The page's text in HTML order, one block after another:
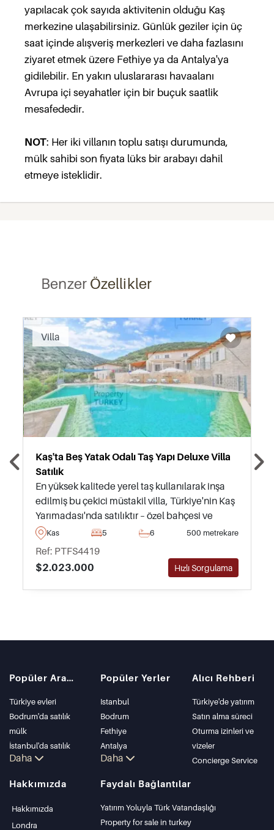
yapılacak çok sayıda aktivitenin olduğu Kaş
merkezine ulaşabilirsiniz. Günlük geziler için üç
saat içinde alışveriş merkezleri ve daha fazlasını
ziyaret etmek üzere Fethiye ya da Antalya'ya
gidilebilir. En yakın uluslararası havaalanı
Avrupa içi seyahatler için bir buçuk saatlik
mesafededir.
NOT: Her iki villanın toplu satışı durumunda,
mülk sahibi son fiyata lüks bir arabayı dahil
etmeye isteklidir.
BenzerÖzellikler
Villa
Recommended
Kaş'ta Beş Yatak Odalı Taş Yapı Deluxe Villa
Satılık
En yüksek kalitede yerel taş kullanılarak inşa
edilmiş bu çekici müstakil villa, Türkiye'nin Kaş
Yarımadası'nda satılıktır – özel bahçesi ve
yüzme havuzundan deniz manzarasının tadını
çıkarabilirsiniz.
Kas 5 6 500 metrekare
Ref: PTFS4419
$2.023.000
Hızlı Sorgulama
Popüler Aramalar
Türkiye evleri
Bodrum'da satılık
mülk
İstanbul'da satılık
daire
Bodrum Villası
Antalya'da satılık
Daha
Popüler Yerler
Istanbul
Bodrum
Fethiye
Antalya
Kalkan
Kas
Bursa
Gocek
Daha
Alıcı Rehberi
Türkiye'de yatırım
Satın alma süreci
Oturma izinleri ve
vizeler
Concierge Service
Hakkımızda
Hakkımızda
Londra
Faydalı Bağlantılar
Yatırım Yoluyla Türk Vatandaşlığı
Property for sale in turkey